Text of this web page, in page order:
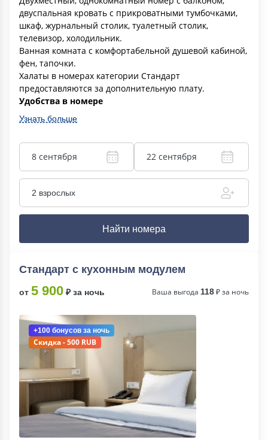
двуспальная кровать с прикроватными тумбочками,
шкаф, журнальный столик, туалетный столик,
телевизор, холодильник.
Ванная комната с комфортабельной душевой кабиной,
фен, тапочки.
Халаты в номерах категории Стандарт
предоставляются за дополнительную плату.
Удобства в номере
Узнать больше
8 сентября 22 сентября
2 взрослых
Найти номера
Стандарт с кухонным модулем
от 5 900 ₽ за ночь Ваша выгода 118₽ за ночь
+100 бонусов за ночь
Скидка - 500 RUB